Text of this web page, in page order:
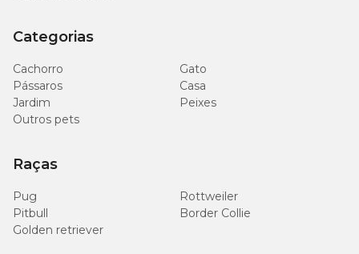
Categorias
Cachorro
Gato
Pássaros
Casa
Jardim
Peixes
Outros pets
Raças
Pug
Rottweiler
Pitbull
Border Collie
Golden retriever